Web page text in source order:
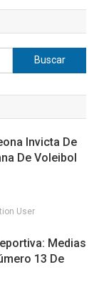
Buscar:
Invicta De
De Voleibol
User
Medias
13 De